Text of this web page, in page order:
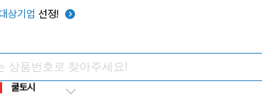
상기업 선정!
키캡
쿨토시
넥쿨러